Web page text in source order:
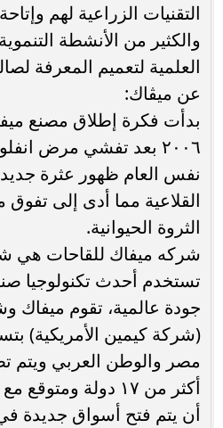
التقنيات الزراعية لهم
والكثير من الأنشطة
العلمية لتعميم المعرفة
عن ميڤاك:
بدأت فكرة إطلاق مصنع
٢٠٠٦ بعد تفشي مرض
نفس العام ظهور عثرة
القلاعية مما أدى إلى
الثروة الحيوانية.
شركه ميفاك للقاحات هي
تستخدم أحدث تكنولوجيا
جودة عالمية، تقوم ميفاك
(شركة كيمين الأمريكية)
مصر والوطن العربي ويتم
أكثر من ١٧ دولة
أن يتم فتح أسواق جديدة